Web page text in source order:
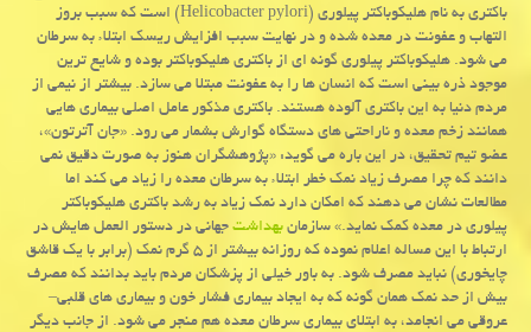
باكتری به نام هلیكوباكتر پیلوری (Helicobacter pylori) است كه سبب بروز
التهاب و عفونت در معده شده و در نهایت سبب افزایش ریسك ابتلاء به سرطان
می شود. هلیكوباكتر پیلوری گونه ای از باكتری هلیكوباكتر بوده و شایع ترین
موجود ذره بینی است كه انسان ها را به عفونت مبتلا می سازد. بیشتر از نیمی از
مردم دنیا به این باكتری آلوده هستند. باكتری مذكور عامل اصلی بیماری هایی
همانند زخم معده و ناراحتی های دستگاه گوارش بشمار می رود. «جان آترتون»،
عضو تیم تحقیق، در این باره می گوید: «پژوهشگران هنوز به صورت دقیق نمی
دانند كه چرا مصرف زیاد نمك خطر ابتلاء به سرطان معده را زیاد می كند اما
مطالعات نشان می دهند كه امكان دارد نمك زیاد به رشد باكتری هلیكوباكتر
پیلوری در معده كمك نماید.» سازمانبهداشتجهانی در دستور العمل هایش در
ارتباط با این مساله اعلام نموده كه روزانه بیشتر از ۵ گرم نمك (برابر با یك قاشق
چایخوری) نباید مصرف شود. به باور خیلی از پزشكان مردم باید بدانند كه مصرف
بیش از حد نمك همان گونه كه به ایجاد بیماری فشار خون و بیماری های قلبی–
عروقی می انجامد، به ابتلای بیماری سرطان معده هم منجر می شود. از جانب دیگر